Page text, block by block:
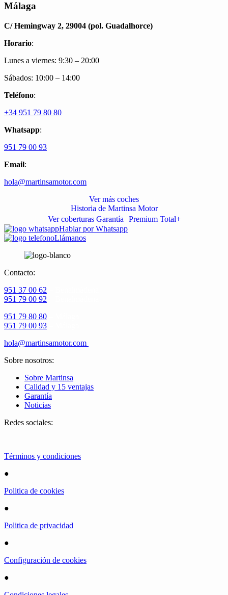
Málaga
C/ Hemingway 2, 29004 (pol. Guadalhorce)
Horario:
Lunes a viernes: 9:30 – 20:00
Sábados: 10:00 – 14:00
Teléfono:
+34 951 79 80 80
Whatsapp:
951 79 00 93
Email:
hola@martinsamotor.com
Ver más coches
Historia de Martinsa Motor
Ver coberturas Garantía Premium Total+
Hablar por Whatsapp
Llámanos
Contacto:
951 37 00 62
951 79 00 92
951 79 80 80
951 79 00 93
hola@martinsamotor.com
Sobre nosotros:
Sobre Martinsa
Calidad y 15 ventajas
Garantía
Noticias
Redes sociales:
Términos y condiciones
●
Politica de cookies
●
Politica de privacidad
●
Configuración de cookies
●